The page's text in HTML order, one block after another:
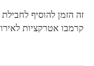
זה הזמן להוסיף
קרמבו אטרקציות